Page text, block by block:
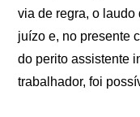
via de regra, o
juízo e, no presente
do perito assistente
trabalhador, foi